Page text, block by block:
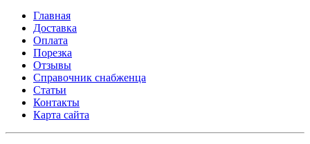
Главная
Доставка
Оплата
Порезка
Отзывы
Справочник снабженца
Статьи
Контакты
Карта сайта